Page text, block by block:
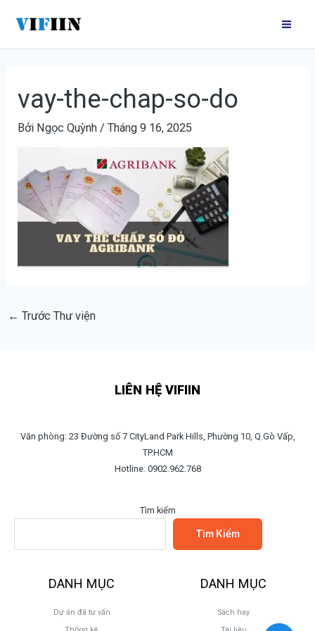
nội
vay-the-chap-so-do
Bởi Ngọc Quỳnh /Tháng 9 16, 2025
hướng
bài
← Trước Thư viện
LIÊN HỆ VIFIIN
Văn phòng: 23 Đường số 7 CityLand Park Hills, Phường 10, Q.Gò Vấp,
TP.HCM
Hotline: 0902.962.768
Tìm kiếm
Tìm Kiếm
DANH MỤC
Dự án đã tư vấn
DANH MỤC
Sách hay